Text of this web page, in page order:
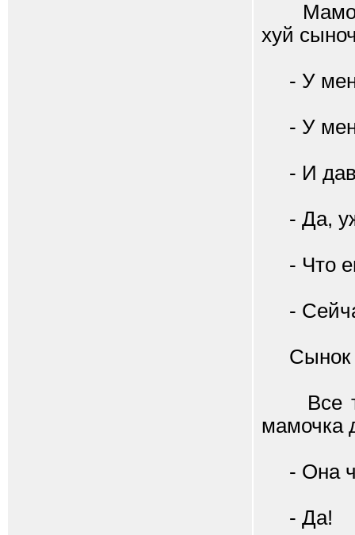
хуй
- У
- У
- И
- Да,
- Что
-
Сынок
Все
мамочка
- Она
- Да!